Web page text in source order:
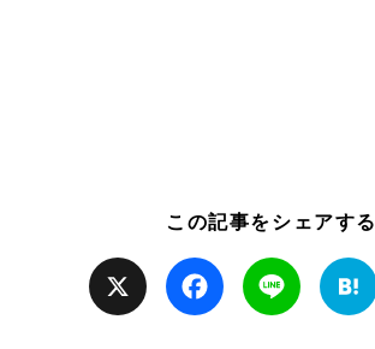
この記事をシェアする
Facebook Line